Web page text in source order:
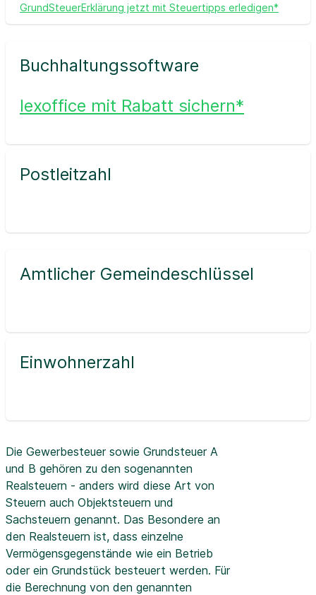
GrundSteuerErklärung jetzt mit Steuertipps erledigen*
Buchhaltungssoftware
lexoffice mit Rabatt sichern*
Postleitzahl
Amtlicher Gemeindeschlüssel
Einwohnerzahl
Die Gewerbesteuer sowie Grundsteuer A
und B gehören zu den sogenannten
Realsteuern - anders wird diese Art von
Steuern auch Objektsteuern und
Sachsteuern genannt. Das Besondere an
den Realsteuern ist, dass einzelne
Vermögensgegenstände wie ein Betrieb
oder ein Grundstück besteuert werden. Für
die Berechnung von den genannten